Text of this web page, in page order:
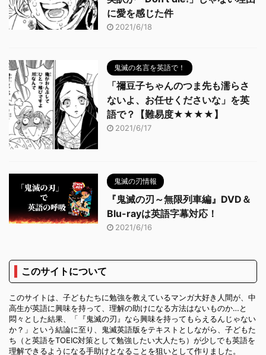
に愛を感じた件
2021/6/18
鬼滅の名言を英語で！
「禰豆子ちゃんのつま先も濡らさ
ないよ、お任せくださいな」を英
語で？【難易度★★★★】
2021/6/17
鬼滅の刃情報
『鬼滅の刃～無限列車編』DVD＆
Blu-rayは英語字幕対応！
2021/6/16
このサイトについて
このサイトは、子どもたちに勉強を教えているマンガ大好き人間が、中
高生が英語に興味を持って、理解の助けになる方法はないものか…と
悶々とした結果、「『鬼滅の刃』なら興味を持ってもらえるんじゃない
か？」という結論に至り、鬼滅英語版をテキストとしながら、子どもた
ち（と英語をTOEIC対策として勉強したい大人たち）が少しでも英語を
理解できるようになる手助けとなることを狙いとして作りました。